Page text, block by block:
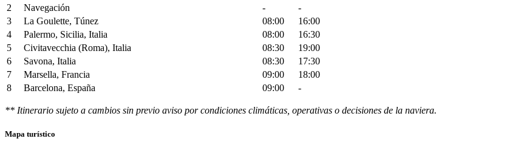
2
Navegación -
-
3
La Goulette, Túnez 08:00
16:00
4
Palermo, Sicilia, Italia 08:00
16:30
5
Civitavecchia (Roma), Italia 08:30
19:00
6
Savona, Italia 08:30
17:30
7
Marsella, Francia 09:00
18:00
8
Barcelona, España 09:00 -
** Itinerario sujeto a cambios sin previo aviso por condiciones climáticas, operativas o decisiones de la naviera.
Mapa turístico